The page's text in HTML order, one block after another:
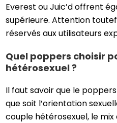
Everest ou Juic’d offrent
supérieure. Attention
réservés aux utilisateurs
Quel poppers choisir
hétérosexuel ?
Il faut savoir que le
que soit l’orientation
couple hétérosexuel, le